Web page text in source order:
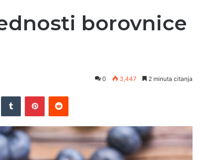
borovnice
0 3,447 2 minuta citanja
Tumblr PinterestReddit